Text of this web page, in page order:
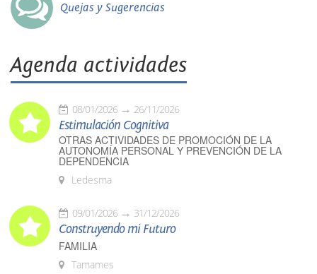
Quejas y Sugerencias
Agenda actividades
08/01/2026 26/11/2026
Estimulación Cognitiva
OTRAS ACTIVIDADES DE PROMOCIÓN DE LA
AUTONOMÍA PERSONAL Y PREVENCIÓN DE LA
DEPENDENCIA
Ledesma
09/01/2026 31/12/2026
Construyendo mi Futuro
FAMILIA
Tamames